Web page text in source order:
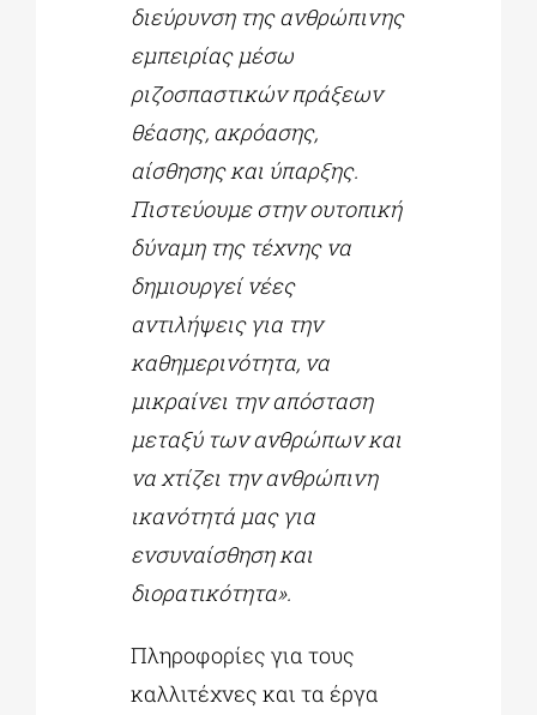
διεύρυνση της ανθρώπινης
εμπειρίας μέσω
ριζοσπαστικών πράξεων
θέασης, ακρόασης,
αίσθησης και ύπαρξης.
Πιστεύουμε στην ουτοπική
δύναμη της τέχνης να
δημιουργεί νέες
αντιλήψεις για την
καθημερινότητα, να
μικραίνει την απόσταση
μεταξύ των ανθρώπων και
να χτίζει την ανθρώπινη
ικανότητά μας για
ενσυναίσθηση και
διορατικότητα».
Πληροφορίες για τους
καλλιτέχνες και τα έργα